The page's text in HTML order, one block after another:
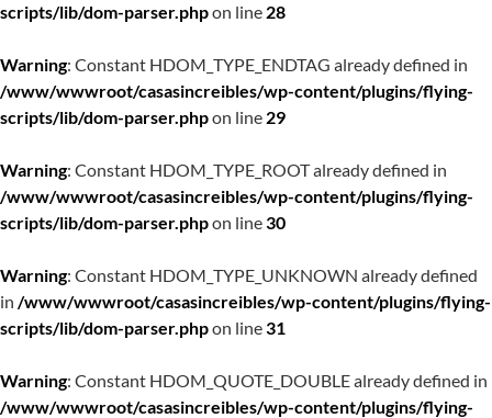
scripts/lib/dom-parser.phpon line 28
Warning: Constant HDOM_TYPE_ENDTAG already defined in
/www/wwwroot/casasincreibles/wp-content/plugins/flying-
scripts/lib/dom-parser.phpon line 29
Warning: Constant HDOM_TYPE_ROOT already defined in
/www/wwwroot/casasincreibles/wp-content/plugins/flying-
scripts/lib/dom-parser.phpon line30
Warning: Constant HDOM_TYPE_UNKNOWN already defined
in /www/wwwroot/casasincreibles/wp-content/plugins/flying-
scripts/lib/dom-parser.phpon line31
Warning: Constant HDOM_QUOTE_DOUBLE already defined in
/www/wwwroot/casasincreibles/wp-content/plugins/flying-